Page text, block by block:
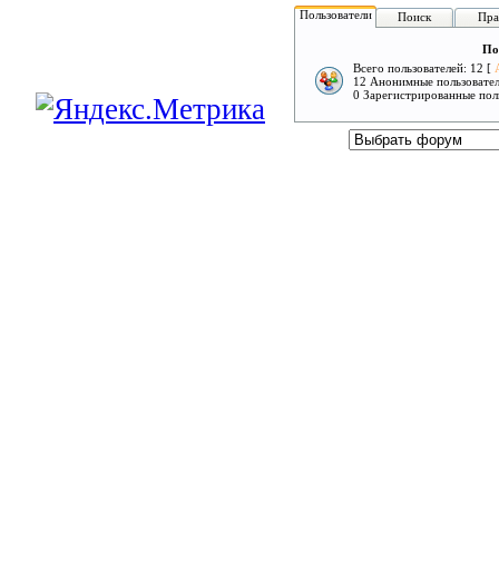
Пользователи Поиск
Всего пользователей: 12 [
12 Анонимные
0 Зарегистрированные